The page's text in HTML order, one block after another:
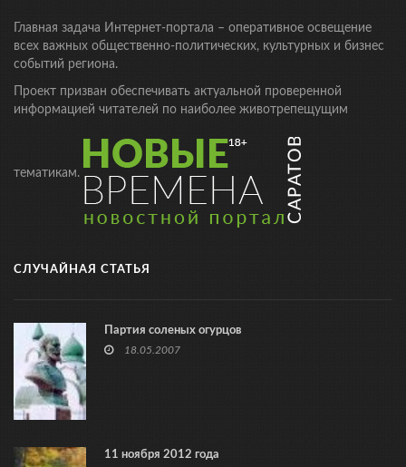
Главная задача Интернет-портала – оперативное освещение
всех важных общественно-политических, культурных и бизнес
событий региона.
Проект призван обеспечивать актуальной проверенной
информацией читателей по наиболее животрепещущим
тематикам.
СЛУЧАЙНАЯ СТАТЬЯ
Партия соленых огурцов
18.05.2007
11 ноября 2012 года